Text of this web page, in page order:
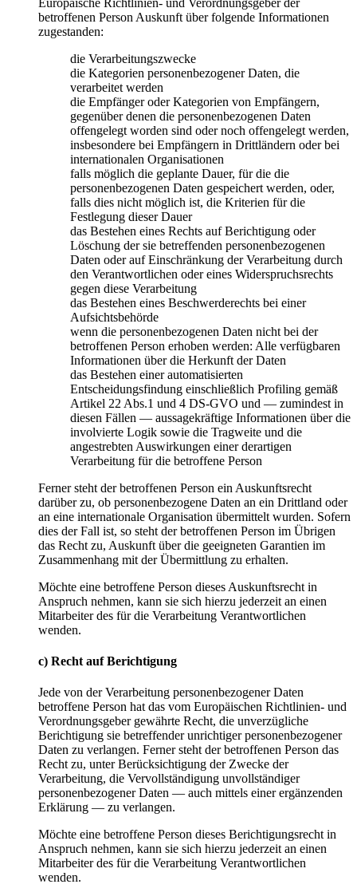
betroffenen Person Auskunft über folgende Informationen
zugestanden:
die Verarbeitungszwecke
die Kategorien personenbezogener Daten, die
verarbeitet werden
die Empfänger oder Kategorien von Empfängern,
gegenüber denen die personenbezogenen Daten
offengelegt worden sind oder noch offengelegt werden,
insbesondere bei Empfängern in Drittländern oder bei
internationalen Organisationen
falls möglich die geplante Dauer, für die die
personenbezogenen Daten gespeichert werden, oder,
falls dies nicht möglich ist, die Kriterien für die
Festlegung dieser Dauer
das Bestehen eines Rechts auf Berichtigung oder
Löschung der sie betreffenden personenbezogenen
Daten oder auf Einschränkung der Verarbeitung durch
den Verantwortlichen oder eines Widerspruchsrechts
gegen diese Verarbeitung
das Bestehen eines Beschwerderechts bei einer
Aufsichtsbehörde
wenn die personenbezogenen Daten nicht bei der
betroffenen Person erhoben werden: Alle verfügbaren
Informationen über die Herkunft der Daten
das Bestehen einer automatisierten
Entscheidungsfindung einschließlich Profiling gemäß
Artikel 22 Abs.1 und 4 DS-GVO und — zumindest in
diesen Fällen — aussagekräftige Informationen über die
involvierte Logik sowie die Tragweite und die
angestrebten Auswirkungen einer derartigen
Verarbeitung für die betroffene Person
Ferner steht der betroffenen Person ein Auskunftsrecht
darüber zu, ob personenbezogene Daten an ein Drittland oder
an eine internationale Organisation übermittelt wurden. Sofern
dies der Fall ist, so steht der betroffenen Person im Übrigen
das Recht zu, Auskunft über die geeigneten Garantien im
Zusammenhang mit der Übermittlung zu erhalten.
Möchte eine betroffene Person dieses Auskunftsrecht in
Anspruch nehmen, kann sie sich hierzu jederzeit an einen
Mitarbeiter des für die Verarbeitung Verantwortlichen
wenden.
c) Recht auf Berichtigung
Jede von der Verarbeitung personenbezogener Daten
betroffene Person hat das vom Europäischen Richtlinien- und
Verordnungsgeber gewährte Recht, die unverzügliche
Berichtigung sie betreffender unrichtiger personenbezogener
Daten zu verlangen. Ferner steht der betroffenen Person das
Recht zu, unter Berücksichtigung der Zwecke der
Verarbeitung, die Vervollständigung unvollständiger
personenbezogener Daten — auch mittels einer ergänzenden
Erklärung — zu verlangen.
Möchte eine betroffene Person dieses Berichtigungsrecht in
Anspruch nehmen, kann sie sich hierzu jederzeit an einen
Mitarbeiter des für die Verarbeitung Verantwortlichen
wenden.